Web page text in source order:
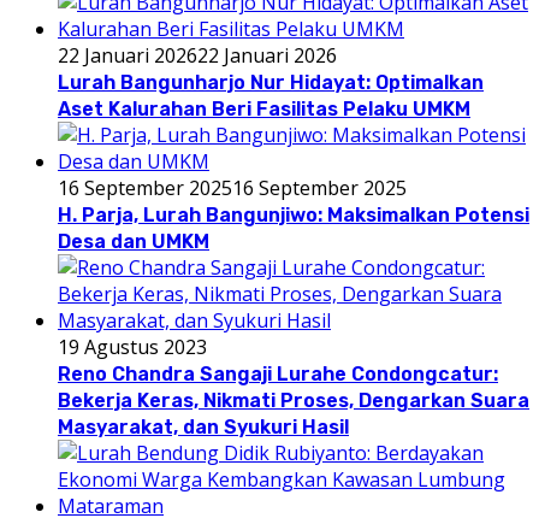
22 Januari 202622 Januari 2026
Lurah Bangunharjo Nur Hidayat: Optimalkan
Aset Kalurahan Beri Fasilitas Pelaku UMKM
16 September 202516 September 2025
H. Parja, Lurah Bangunjiwo: Maksimalkan Potensi
Desa dan UMKM
19 Agustus 2023
Reno Chandra Sangaji Lurahe Condongcatur:
Bekerja Keras, Nikmati Proses, Dengarkan Suara
Masyarakat, dan Syukuri Hasil